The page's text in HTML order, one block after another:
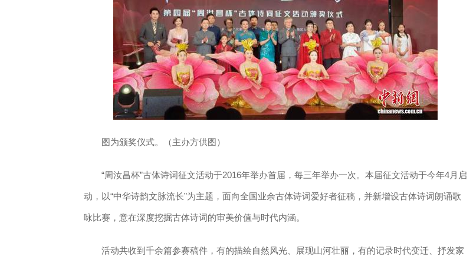
图为颁奖仪式。（主办方供图）
“周汝昌杯”古体诗词征文活动于2016年举办首届，每三年举办一次。本届征文活动于今年4月启
动，以“中华诗韵文脉流长”为主题，面向全国业余古体诗词爱好者征稿，并新增设古体诗词朗诵歌
咏比赛，意在深度挖掘古体诗词的审美价值与时代内涵。
活动共收到千余篇参赛稿件，有的描绘自然风光、展现山河壮丽，有的记录时代变迁、抒发家